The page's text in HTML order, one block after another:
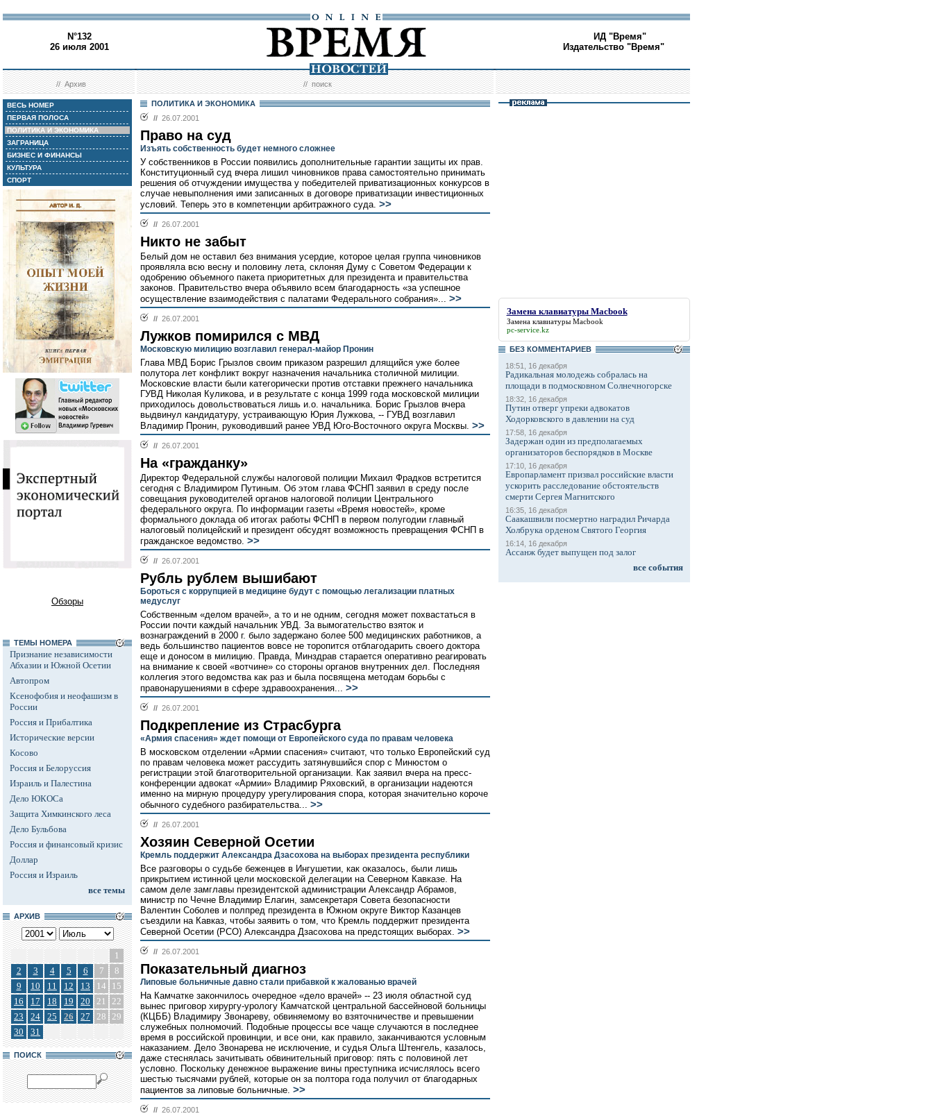
N°132
26 июля 2001
ИД "Время"
Издательство "Время"
//Архив //поиск
ВЕСЬ НОМЕР
ПЕРВАЯ ПОЛОСА
ПОЛИТИКА И ЭКОНОМИКА
ЗАГРАНИЦА
БИЗНЕС И ФИНАНСЫ
КУЛЬТУРА
СПОРТ
Обзоры
ТЕМЫ НОМЕРА
Признание независимости
Абхазии и Южной Осетии
Автопром
Ксенофобия и неофашизм в
России
Россия и Прибалтика
Исторические версии
Косово
Россия и Белоруссия
Израиль и Палестина
Дело ЮКОСа
Защита Химкинского леса
Дело Бульбова
Россия и финансовый кризис
Доллар
Россия и Израиль
все темы
АРХИВ
1
2
3 4 5 6 7
8
9
10 11 12 13 14
15
16
17 18 19 20 21
22
23
24 25 26 27 28 29
30
31
ПОИСК
ПОЛИТИКА И ЭКОНОМИКА
// 26.07.2001
Право на суд
Изъять собственность будет немного сложнее
У собственников в России появились дополнительные гарантии защиты их прав.
Конституционный суд вчера лишил чиновников права самостоятельно принимать
решения об отчуждении имущества у победителей приватизационных конкурсов в
случае невыполнения ими записанных в договоре приватизации инвестиционных
условий. Теперь это в компетенции арбитражного суда. >>
// 26.07.2001
Никто не забыт
Белый дом не оставил без внимания усердие, которое целая группа чиновников
проявляла всю весну и половину лета, склоняя Думу с Советом Федерации к
одобрению объемного пакета приоритетных для президента и правительства
законов. Правительство вчера объявило всем благодарность «за успешное
осуществление взаимодействия с палатами Федерального собрания»... >>
// 26.07.2001
Лужков помирился с МВД
Московскую милицию возглавил генерал-майор Пронин
Глава МВД Борис Грызлов своим приказом разрешил длящийся уже более
полутора лет конфликт вокруг назначения начальника столичной милиции.
Московские власти были категорически против отставки прежнего начальника
ГУВД Николая Куликова, и в результате с конца 1999 года московской милиции
приходилось довольствоваться лишь и.о. начальника. Борис Грызлов вчера
выдвинул кандидатуру, устраивающую Юрия Лужкова, -- ГУВД возглавил
Владимир Пронин, руководивший ранее УВД Юго-Восточного округа Москвы. >>
// 26.07.2001
На «гражданку»
Директор Федеральной службы налоговой полиции Михаил Фрадков встретится
сегодня с Владимиром Путиным. Об этом глава ФСНП заявил в среду после
совещания руководителей органов налоговой полиции Центрального
федерального округа. По информации газеты «Время новостей», кроме
формального доклада об итогах работы ФСНП в первом полугодии главный
налоговый полицейский и президент обсудят возможность превращения ФСНП в
гражданское ведомство. >>
// 26.07.2001
Рубль рублем вышибают
Бороться с коррупцией в медицине будут с помощью легализации платных
медуслуг
Собственным «делом врачей», а то и не одним, сегодня может похвастаться в
России почти каждый начальник УВД. За вымогательство взяток и
вознаграждений в 2000 г. было задержано более 500 медицинских работников, а
ведь большинство пациентов вовсе не торопится отблагодарить своего доктора
еще и доносом в милицию. Правда, Минздрав старается оперативно реагировать
на внимание к своей «вотчине» со стороны органов внутренних дел. Последняя
коллегия этого ведомства как раз и была посвящена методам борьбы с
правонарушениями в сфере здравоохранения... >>
// 26.07.2001
Подкрепление из Страсбурга
«Армия спасения» ждет помощи от Европейского суда по правам человека
В московском отделении «Армии спасения» считают, что только Европейский суд
по правам человека может рассудить затянувшийся спор с Минюстом о
регистрации этой благотворительной организации. Как заявил вчера на пресс-
конференции адвокат «Армии» Владимир Ряховский, в организации надеются
именно на мирную процедуру урегулирования спора, которая значительно короче
обычного судебного разбирательства... >>
// 26.07.2001
Хозяин Северной Осетии
Кремль поддержит Александра Дзасохова на выборах президента республики
Все разговоры о судьбе беженцев в Ингушетии, как оказалось, были лишь
прикрытием истинной цели московской делегации на Северном Кавказе. На
самом деле замглавы президентской администрации Александр Абрамов,
министр по Чечне Владимир Елагин, замсекретаря Совета безопасности
Валентин Соболев и полпред президента в Южном округе Виктор Казанцев
съездили на Кавказ, чтобы заявить о том, что Кремль поддержит президента
Северной Осетии (РСО) Александра Дзасохова на предстоящих выборах. >>
// 26.07.2001
Показательный диагноз
Липовые больничные давно стали прибавкой к жалованью врачей
На Камчатке закончилось очередное «дело врачей» -- 23 июля областной суд
вынес приговор хирургу-урологу Камчатской центральной бассейновой больницы
(КЦББ) Владимиру Звонареву, обвиняемому во взяточничестве и превышении
служебных полномочий. Подобные процессы все чаще случаются в последнее
время в российской провинции, и все они, как правило, заканчиваются условным
наказанием. Дело Звонарева не исключение, и судья Ольга Штенгель, казалось,
даже стеснялась зачитывать обвинительный приговор: пять с половиной лет
условно. Поскольку денежное выражение вины преступника исчислялось всего
шестью тысячами рублей, которые он за полтора года получил от благодарных
пациентов за липовые больничные. >>
// 26.07.2001
Замена клавиатуры Macbook
Замена клавиатуры Macbook
pc-service.kz
БЕЗ КОМMЕНТАРИЕВ
18:51, 16 декабря
Радикальная молодежь собралась на
площади в подмосковном Солнечногорске
18:32, 16 декабря
Путин отверг упреки адвокатов
Ходорковского в давлении на суд
17:58, 16 декабря
Задержан один из предполагаемых
организаторов беспорядков в Москве
17:10, 16 декабря
Европарламент призвал российские власти
ускорить расследование обстоятельств
смерти Сергея Магнитского
16:35, 16 декабря
Саакашвили посмертно наградил Ричарда
Холбрука орденом Святого Георгия
16:14, 16 декабря
Ассанж будет выпущен под залог
все события